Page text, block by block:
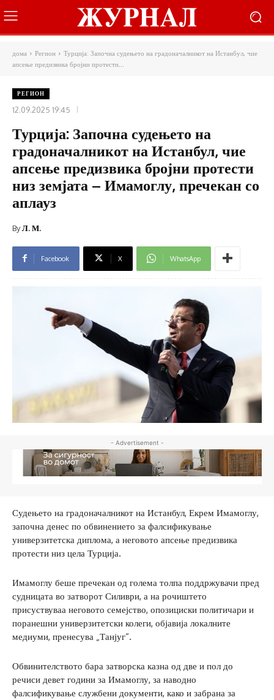
дома Регион
Турција: Започна судењето на градоначалникот на Истанбул, чие
апсење предизвика бројни протести...
РЕГИОН
12.09.2025 19:45
Турција: Започна судењето на
градоначалникот на Истанбул, чие
апсење предизвика бројни протести
низ земјата – Имамоглу, пречекан со
аплауз
ByЛ. М.
Facebook X WhatsApp
- Advertisement -
Судењето на градоначалникот на Истанбул, Екрем Имамоглу,
започна денес по обвинението за фалсификување
универзитетска диплома, а неговото апсење предизвика
протести низ цела Турција.
Имамоглу беше пречекан од голема толпа поддржувачи пред
судницата во затворот Силиври, а на рочиштето
присуствуваа неговото семејство, опозициски политичари и
поранешни универзитетски колеги, објавија локалните
медиуми, пренесува „Танјуг“.
Обвинителството бара затворска казна од две и пол до
речиси девет години за Имамоглу, за наводно
фалсификување службени документи, како и забрана за